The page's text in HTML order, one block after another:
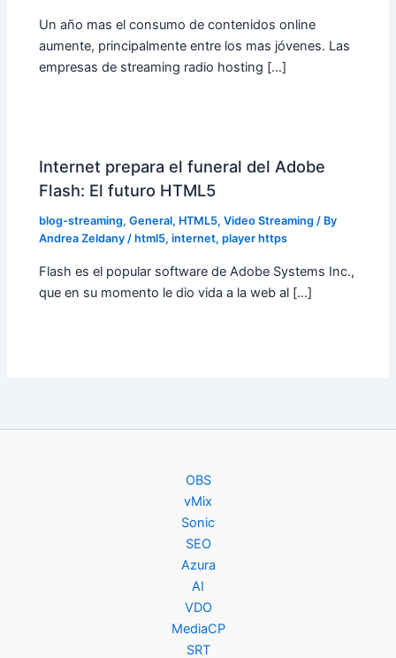
Un año mas el consumo de contenidos online
aumente, principalmente entre los mas jóvenes. Las
empresas de streaming radio hosting […]
Internet prepara el funeral del Adobe
Flash: El futuro HTML5
blog-streaming,General, HTML5,Video Streaming / By
Andrea Zeldany/html5,internet,player https
Flash es el popular software de Adobe Systems Inc.,
que en su momento le dio vida a la web al […]
OBS
vMix
Sonic
SEO
Azura
AI
VDO
MediaCP
SRT